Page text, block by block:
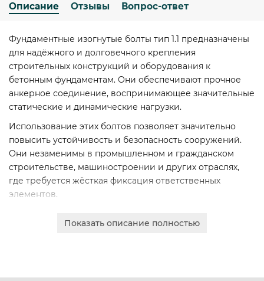
Описание Отзывы Вопрос-ответ
Фундаментные изогнутые болты тип 1.1 предназначены
для надёжного и долговечного крепления
строительных конструкций и оборудования к
бетонным фундаментам. Они обеспечивают прочное
анкерное соединение, воспринимающее значительные
статические и динамические нагрузки.
Использование этих болтов позволяет значительно
повысить устойчивость и безопасность сооружений.
Они незаменимы в промышленном и гражданском
строительстве, машиностроении и других отраслях,
где требуется жёсткая фиксация ответственных
элементов.
стали с защитным антикоррозийным покрытием, что
Показать описание полностью